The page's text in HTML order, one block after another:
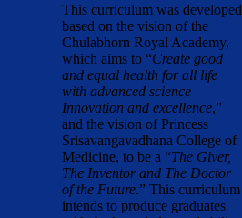
This curriculum was developed
based on the vision of the
Chulabhorn Royal Academy,
which aims to “Create good
and equal health for all life
with advanced science
Innovation and excellence,”
and the vision of Princess
Srisavangavadhana College of
Medicine, to be a “The Giver,
The Inventor and The Doctor
of the Future.” This curriculum
intends to produce graduates